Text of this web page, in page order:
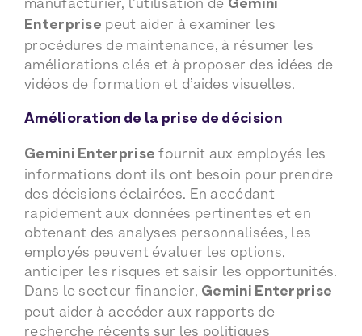
Gemini
Enterprise peut aider à examiner les
procédures de maintenance, à résumer les
améliorations clés et à proposer des idées de
vidéos de formation et d’aides visuelles.
Amélioration de la prise de décision
Gemini Enterprise fournit aux employés les
informations dont ils ont besoin pour prendre
des décisions éclairées. En accédant
rapidement aux données pertinentes et en
obtenant des analyses personnalisées, les
employés peuvent évaluer les options,
anticiper les risques et saisir les opportunités.
Dans le secteur financier, Gemini Enterprise
peut aider à accéder aux rapports de
recherche récents sur les politiques